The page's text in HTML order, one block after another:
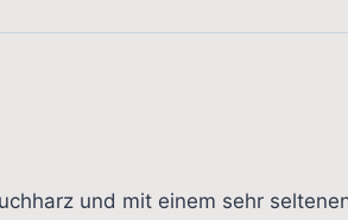
und mit einem sehr